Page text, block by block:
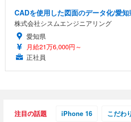
CADを使用した図面のデータ化/愛
株式会社シスムエンジニアリング
愛知県
月給21万6,000円～
正社員
注目の話題 iPhone 16 こだわ